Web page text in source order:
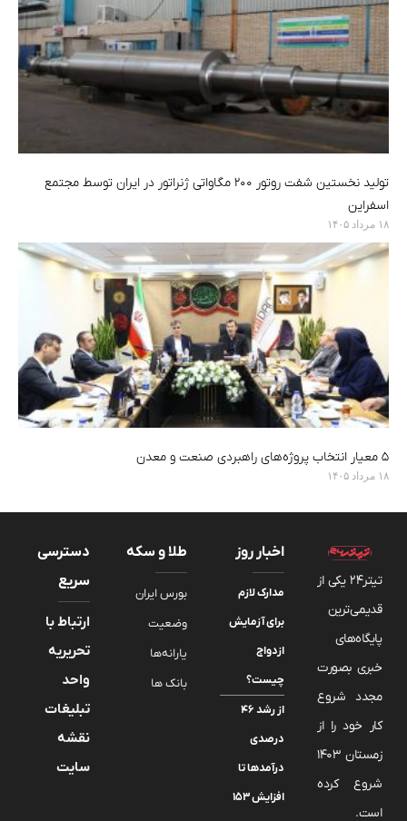
تولید نخستین شفت روتور ۲۰۰ مگاواتی ژنراتور در ایران توسط مجتمع
اسفراین
۱۸ مرداد ۱۴۰۵
۵ معیار انتخاب پروژه‌های راهبردی صنعت و معدن
۱۸ مرداد ۱۴۰۵
تیتر24 یکی از
قدیمی‌ترین
پایگاه‌های
خبری بصورت
مجدد شروع
کار خود را از
زمستان 1403
شروع کرده
است.
اخبار روز
مدارک لازم
برای آزمایش
ازدواج
چیست؟
از رشد ۴۶
درصدی
درآمدها تا
افزایش ۱۵۳
طلا و سکه
بورس ایران
وضعیت
یارانه‌ها
بانک ها
دسترسی
سریع
ارتباط با
تحریریه
واحد
تبلیغات
نقشه
سایت